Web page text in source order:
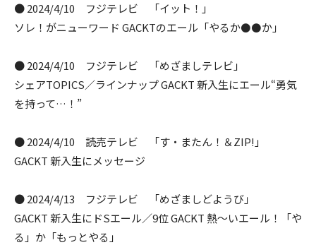
● 2024/4/10 フジテレビ 「イット！」
ソレ！がニューワード GACKTのエール「やるか⚫⚫か」
● 2024/4/10 フジテレビ 「めざましテレビ」
シェアTOPICS／ラインナップ GACKT 新入生にエール“勇気
を持って…！”
● 2024/4/10 読売テレビ 「す・またん！＆ZIP!」
GACKT 新入生にメッセージ
● 2024/4/13 フジテレビ 「めざましどようび」
GACKT 新入生にドSエール／9位 GACKT 熱〜いエール！「や
る」か「もっとやる」